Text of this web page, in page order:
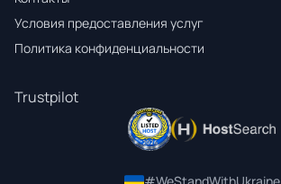
Условия предоставления услуг
Политика конфиденциальности
Trustpilot